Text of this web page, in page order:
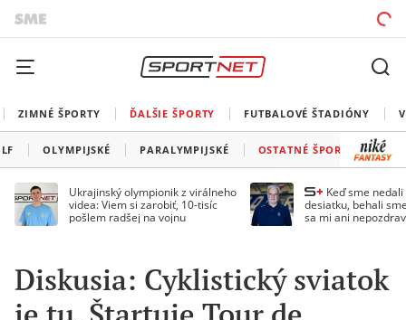
ZIMNÉ ŠPORTY ĎALŠIE ŠPORTY FUTBALOVÉ ŠTADIÓNY
OLYMPIJSKÉ PARALYMPIJSKÉ OSTATNÉ ŠPORTY
Ukrajinský olympionik z virálneho
videa: Viem si zarobiť, 10-tisíc
pošlem radšej na vojnu
Keď sme
desiatku, behali
sa mi ani
Diskusia: Cyklistický sviatok